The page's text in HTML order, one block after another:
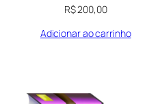
R$200,00
Adicionar ao carrinho